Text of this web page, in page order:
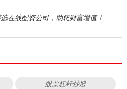
在线配资公司，助您财富增值！
股票杠杆炒股